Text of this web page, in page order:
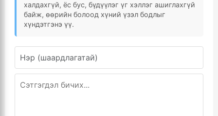
халдахгүй, ёс бус, бүдүүлэг үг хэллэг ашиглахгүй
байж, өөрийн болоод хүний үзэл бодлыг
хүндэтгэнэ үү.